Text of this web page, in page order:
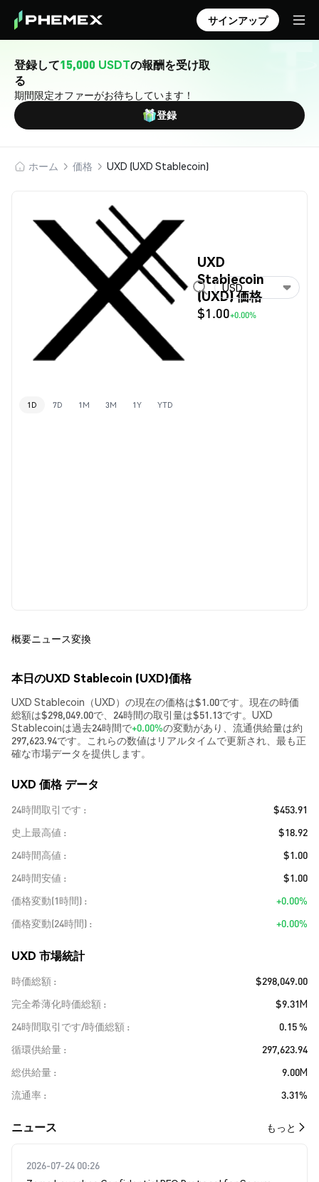
サインアップ
登録して15,000 USDTの報酬を受け取
る
期間限定オファーがお待ちしています！
登録
ホーム 価格 UXD (UXD Stablecoin)
UXD
Stablecoin
(UXD) 価格
$1.00+0.00%
USD
1D 7D 1M 3M 1Y YTD
概要ニュース変換
本日のUXD Stablecoin (UXD)価格
UXD Stablecoin（UXD）の現在の価格は$1.00です。現在の時価
総額は$298,049.00で、24時間の取引量は$51.13です。UXD
Stablecoinは過去24時間で+0.00%の変動があり、流通供給量は約
297,623.94です。これらの数値はリアルタイムで更新され、最も正
確な市場データを提供します。
UXD 価格 データ
24時間取引です
$453.91
史上最高値
$18.92
24時間高値
$1.00
24時間安値
$1.00
価格変動(1時間)
+0.00%
価格変動(24時間)
+0.00%
UXD 市場統計
時価総額
$298,049.00
完全希薄化時価総額
$9.31M
24時間取引です/時価総額
0.15 %
循環供給量
297,623.94
総供給量
9.00M
流通率
3.31%
​​ニュース​​ もっと
2026-07-24 00:26